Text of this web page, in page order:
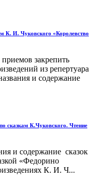
К. И. Чуковского «Королевство
закрепить
из репертуара
и содержание
сказкам К.Чуковского. Чтение
и содержание сказок
«Федорино
К. И. Ч...